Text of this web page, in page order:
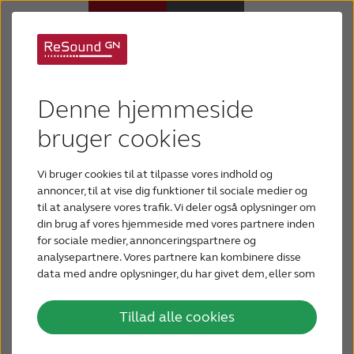
Denne hjemmeside
bruger cookies
Vi bruger cookies til at tilpasse vores indhold og
annoncer, til at vise dig funktioner til sociale medier og
til at analysere vores trafik. Vi deler også oplysninger om
din brug af vores hjemmeside med vores partnere inden
for sociale medier, annonceringspartnere og
analysepartnere. Vores partnere kan kombinere disse
data med andre oplysninger, du har givet dem, eller som
Tillad alle cookies
Høretab
Support
Om os
Blog
BLIV TESTPERSON
Support til andre
produkter
ReSound LiNX 3D